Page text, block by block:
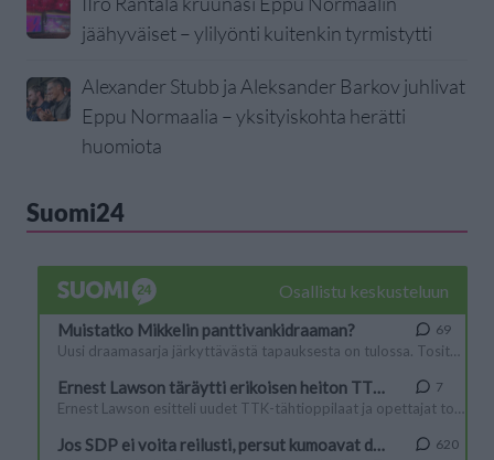
jäähyväiset – ylilyönti kuitenkin tyrmistytti
Alexander Stubb ja Aleksander Barkov juhlivat
Eppu Normaalia – yksityiskohta herätti
huomiota
Suomi24